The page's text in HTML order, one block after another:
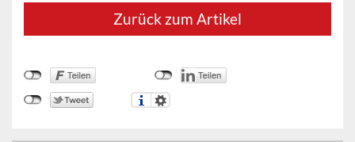
Zurück zum Artikel